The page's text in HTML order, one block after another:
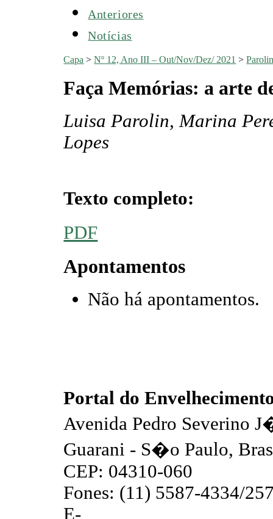
Anteriores
Notícias
Capa >Nº 12, Ano III – Out/Nov/Dez/ 2021 >
Faça Memórias: a arte
Luisa Parolin, Marina
Lopes
Texto completo:
PDF
Apontamentos
Não há apontamentos.
Portal do
Avenida Pedro Severino
Guarani - S�o Paulo,
CEP: 04310-060
Fones: (11) 5587-4334/
E-